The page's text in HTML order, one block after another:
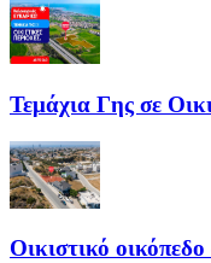
Τεμάχια Γης σε
Οικιστικό